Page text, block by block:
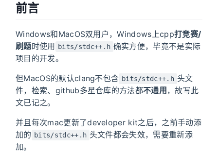
前言
Windows和MacOS双用户，Windows上cpp打竞赛/
刷题时使用 bits/stdc++.h 确实方便，毕竟不是实际
项目的开发。
但MacOS的默认clang不包含 bits/stdc++.h 头文
件，检索、github多星仓库的方法都不通用，故写此
文已记之。
并且每次mac更新了developer kit之后，之前手动添
加的 bits/stdc++.h 头文件都会失效，需要重新添
加。